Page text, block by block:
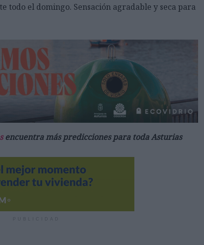
todo el domingo. Sensación agradable y seca para
encuentra más predicciones para toda Asturias